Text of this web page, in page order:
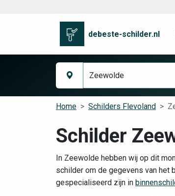
debeste-schilder.nl
Home Schilders Flevoland
Schilder
In Zeewolde hebben wij op dit
schilder om de gegevens van het
gespecialiseerd zijn in